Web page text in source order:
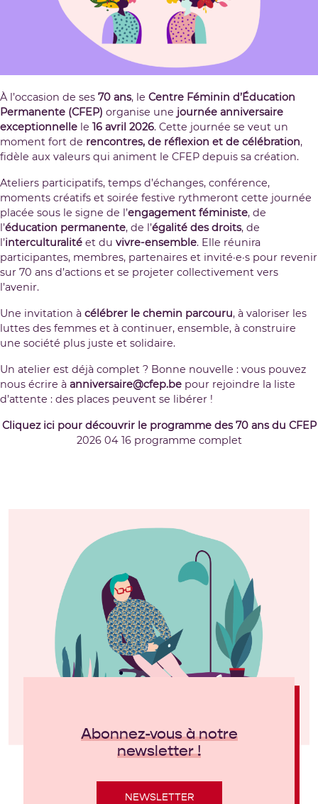
À l’occasion de ses 70 ans, le Centre Féminin d’Éducation
Permanente (CFEP) organise une journée anniversaire
exceptionnelle le 16 avril 2026. Cette journée se veut un
moment fort de rencontres, de réflexion et de célébration,
fidèle aux valeurs qui animent le CFEP depuis sa création.
Ateliers participatifs, temps d’échanges, conférence,
moments créatifs et soirée festive rythmeront cette journée
placée sous le signe de l’engagement féministe, de
l’éducation permanente, de l’égalité des droits, de
l’interculturalité et du vivre-ensemble. Elle réunira
participantes, membres, partenaires et invité·e·s pour revenir
sur 70 ans d’actions et se projeter collectivement vers
l’avenir.
Une invitation à célébrer le chemin parcouru, à valoriser les
luttes des femmes et à continuer, ensemble, à construire
une société plus juste et solidaire.
Un atelier est déjà complet ? Bonne nouvelle : vous pouvez
nous écrire à anniversaire@cfep.be pour rejoindre la liste
d’attente : des places peuvent se libérer !
Cliquez ici pour découvrir le programme des 70 ans du CFEP
2026 04 16 programme complet
Abonnez-vous à notre
newsletter !
NEWSLETTER